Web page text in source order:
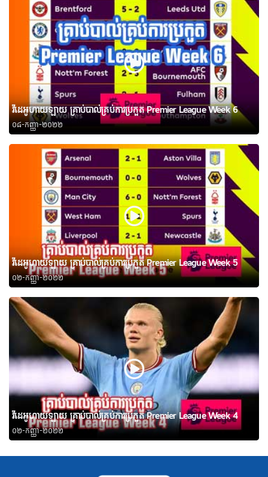
វីដេអូហាយឡាយ គ្រាប់បាល់គ្រប់ការប្រកួត Premier League Week 6
០៨-កញ្ញា-២០២២
វីដេអូហាយឡាយ គ្រាប់បាល់គ្រប់ការប្រកួត Premier League Week 5
០២-កញ្ញា-២០២២
វីដេអូហាយឡាយ គ្រាប់បាល់គ្រប់ការប្រកួត Premier League Week 4
០២-កញ្ញា-២០២២